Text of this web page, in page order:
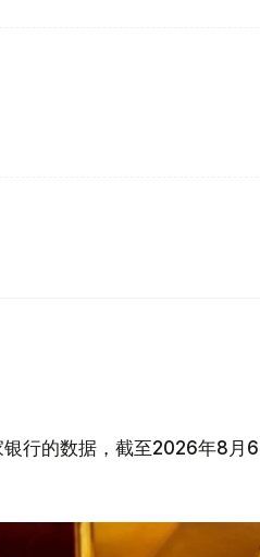
银行的数据，截至2026年8月